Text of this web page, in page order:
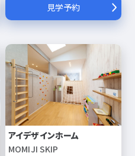
見学予約
アイデザインホーム
MOMIJI SKIP